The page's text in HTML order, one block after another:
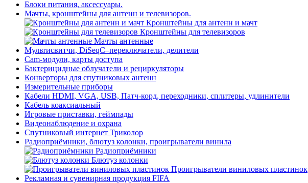
Блоки питания, аксессуары.
Мачты, кронштейны для антенн и телевизоров.
Кронштейны для антенн и мачт
Кронштейны для телевизоров
Мачты антенные
Мультисвитчи, DiSeqC–переключатели, делители
Cam-модули, карты доступа
Бактерицидные облучатели и рециркуляторы
Конверторы для спутниковых антенн
Измерительные приборы
Кабели HDMI, VGA, USB, Патч-корд, переходники, сплитеры, удлинители
Кабель коаксиальный
Игровые приставки, геймпады
Видеонаблюдение и охрана
Спутниковый интернет Триколор
Радиоприёмники, блютуз колонки, проигрыватели винила
Радиоприёмники
Блютуз колонки
Проигрыватели виниловых пластинок
Рекламная и сувенирная продукция FIFA